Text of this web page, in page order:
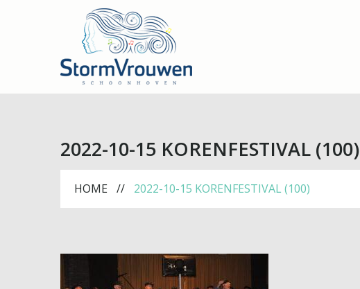
2022-10-15 KORENFESTIVAL (100)
HOME 2022-10-15 KORENFESTIVAL (100)